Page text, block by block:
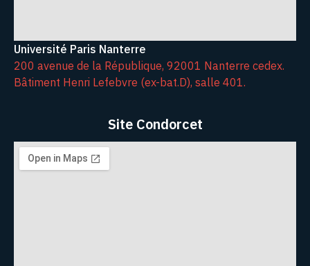
Université Paris Nanterre
200 avenue de la République, 92001 Nanterre cedex.
Bâtiment Henri Lefebvre (ex-bat.D), salle 401.
Site Condorcet